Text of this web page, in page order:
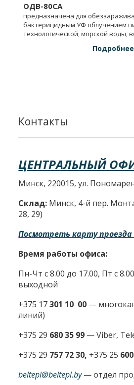
ОДВ-80СА
предназначена для
бактерицидным УФ облучением
технологической, морской воды,
Подробнее
Контакты
ЦЕНТРАЛЬНЫЙ
Минск, 220015, ул.
Склад: Минск, 4-й пер.
28, 29)
Посмотреть карту проезда
Время работы офиса:
Пн-Чт с 8.00 до 17.00, Пт с
выходной
+375 17301 10 00 —
линий)
+375 29 680 35 99 — Viber,
+375 29 757 72 30, +375 25
beltepl@beltepl.by— отдел